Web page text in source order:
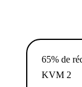
65% de
KVM 2